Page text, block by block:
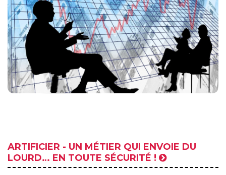
ARTIFICIER - UN MÉTIER QUI ENVOIE DU
LOURD… EN TOUTE SÉCURITÉ !